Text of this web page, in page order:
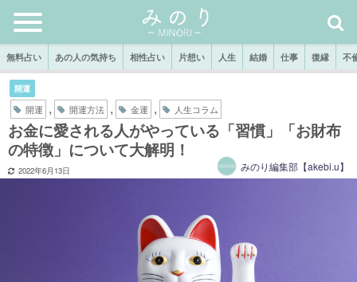
無料占い あの人の気持ち 相性占い 片想い 人生 結婚 仕事 復縁 不
開運
開運 , 開運方法 , 金運 , 人生コラム
お金に愛される人がやっている「習慣」「お財布
の特徴」について大解明！
2022年6月13日 みのり編集部【akebi.u】